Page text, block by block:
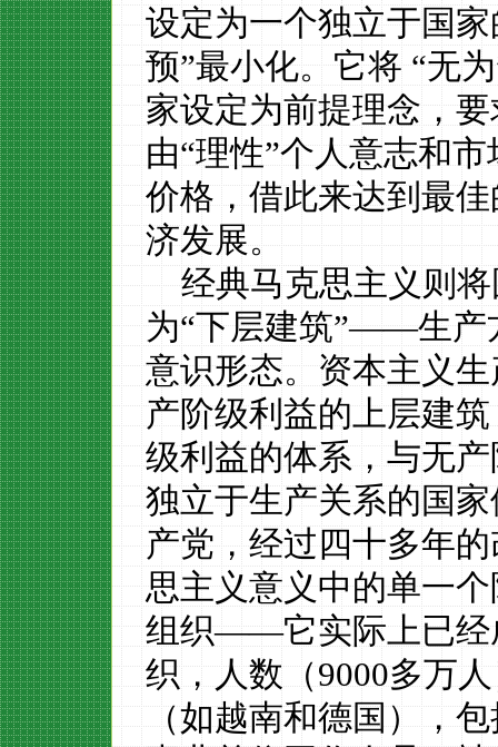
设定为一个独立于国
预”最小化。它将“无为
家设定为前提理念，
由“理性”个人意志和
价格，借此来达到最
济发展。
经典马克思主义则
为“下层建筑”——生产
意识形态。资本主义
产阶级利益的上层建
级利益的体系，与无
独立于生产关系的国
产党，经过四十多年
思主义意义中的单一
组织——它实际上已经
织，人数（9000多万
（如越南和德国），